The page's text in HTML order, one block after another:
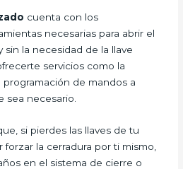
cuenta con los
necesarias para abrir el
sin la necesidad de la llave
servicios como la
de mandos a
sea necesario.
si pierdes las llaves de tu
la cerradura por ti mismo,
en el sistema de cierre o